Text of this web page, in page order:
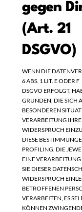
gegen
(Art. 21
DSGVO)
WENN DIE
6 ABS. 1 LIT. E ODER F
DSGVO ERFOLGT,
GRÜNDEN, DIE SICH
BESONDEREN
VERARBEITUNG
WIDERSPRUCH
DIESE
PROFILING. DIE
EINE
SIE DIESER
WIDERSPRUCH
BETROFFENEN
VERARBEITEN, ES
KÖNNEN